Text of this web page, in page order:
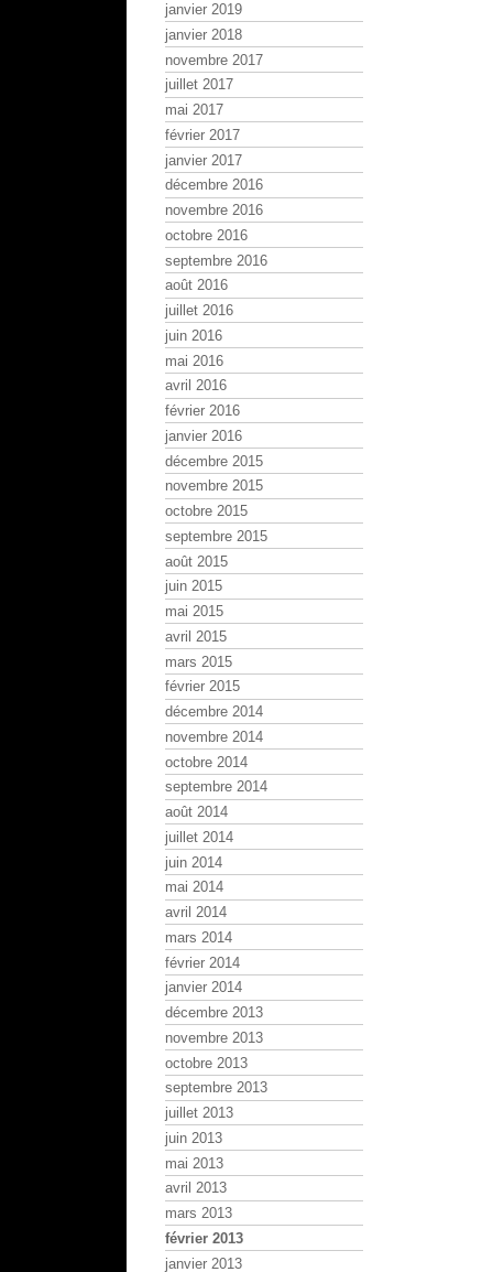
janvier 2019
janvier 2018
novembre 2017
juillet 2017
mai 2017
février 2017
janvier 2017
décembre 2016
novembre 2016
octobre 2016
septembre 2016
août 2016
juillet 2016
juin 2016
mai 2016
avril 2016
février 2016
janvier 2016
décembre 2015
novembre 2015
octobre 2015
septembre 2015
août 2015
juin 2015
mai 2015
avril 2015
mars 2015
février 2015
décembre 2014
novembre 2014
octobre 2014
septembre 2014
août 2014
juillet 2014
juin 2014
mai 2014
avril 2014
mars 2014
février 2014
janvier 2014
décembre 2013
novembre 2013
octobre 2013
septembre 2013
juillet 2013
juin 2013
mai 2013
avril 2013
mars 2013
février 2013
janvier 2013